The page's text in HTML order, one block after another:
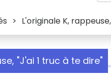
> L'originale K,
"J'ai 1 truc à te dire"